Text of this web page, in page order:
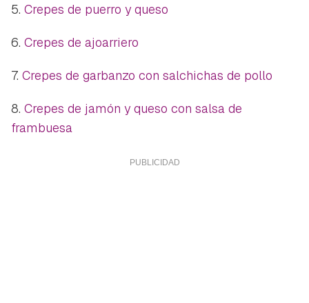
5. Crepes de puerro y queso
6. Crepes de ajoarriero
7. Crepes de garbanzo con salchichas de pollo
8. Crepes de jamón y queso con salsa de
frambuesa